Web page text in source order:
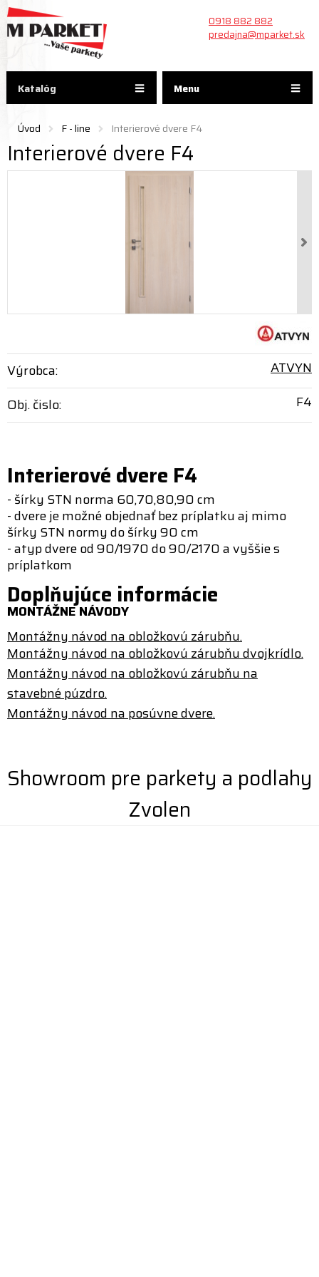
Menu
0918 882 882
predajna@mparket.sk
Úvod F - line Interierové dvere F4
Interierové dvere F4
Výrobca:
ATVYN
Obj. čislo:
F4
Interierové dvere F4
- šírky STN norma 60,70,80,90 cm
- dvere je možné objednať bez príplatku aj mimo
šírky STN normy do šírky 90 cm
- atyp dvere od 90/1970 do 90/2170 a vyššie s
príplatkom
Doplňujúce informácie
MONTÁŽNE NÁVODY
Montážny návod na obložkovú zárubňu.
Montážny návod na obložkovú zárubňu dvojkrídlo.
Montážny návod na obložkovú zárubňu na
stavebné púzdro.
Montážny návod na posúvne dvere.
Katalóg
Showroom pre parkety a podlahy
Zvolen